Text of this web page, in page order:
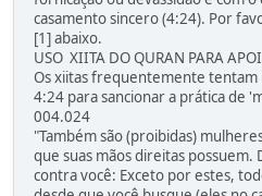
casamento sincero (4:24). Por
[1] abaixo.
USO XIITA DO QURAN PARA
Os xiitas frequentemente tentam
4:24 para sancionar a prática de
004.024
"Também são (proibidas)
que suas mãos direitas
contra você: Exceto por estes,